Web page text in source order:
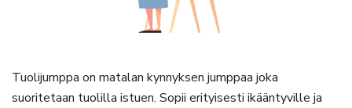
Tuolijumppa on matalan kynnyksen jumppaa joka
suoritetaan tuolilla istuen. Sopii erityisesti ikääntyville ja